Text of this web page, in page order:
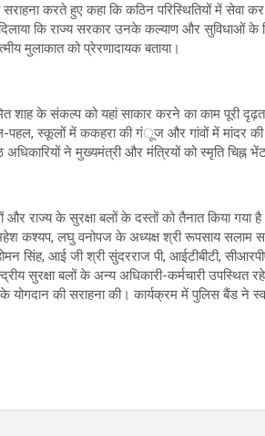
सराहना करते हुए कहा कि कठिन परिस्थितियों में सेवा
कि राज्य सरकार उनके कल्याण और सुविधाओं के
मुलाकात को प्रेरणादायक बताया।
शाह के संकल्प को यहां साकार करने का काम पूरी
पहल, स्कूलों में ककहरा की गंूज और गांवों में मांदर की
ने मुख्यमंत्री और मंत्रियों को स्मृति चिह्न
और राज्य के सुरक्षा बलों के दस्तों को तैनात किया गया
कश्यप, लघु वनोपज के अध्यक्ष श्री रूपसाय सलाम
सिंह, आई जी श्री सुंदरराज पी, आईटीबीटी,
सुरक्षा बलों के अन्य अधिकारी-कर्मचारी उपस्थित
की सराहना की। कार्यक्रम में पुलिस बैंड ने